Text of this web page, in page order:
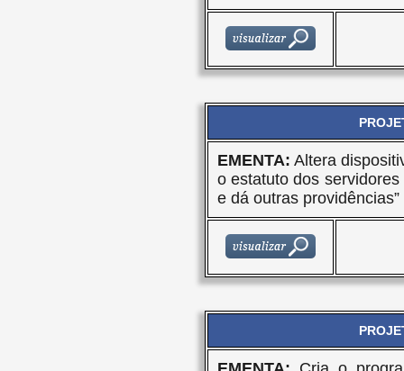
EMENTA: Altera
o estatuto dos
e dá outras providências”